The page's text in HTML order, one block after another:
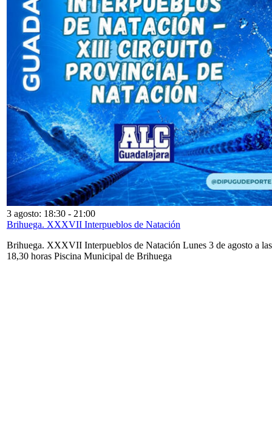
3 agosto: 18:30 - 21:00
Brihuega. XXXVII Interpueblos de Natación
Brihuega. XXXVII Interpueblos de Natación Lunes 3 de agosto a las
18,30 horas Piscina Municipal de Brihuega